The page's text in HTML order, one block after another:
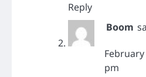
Reply
Boom
pm